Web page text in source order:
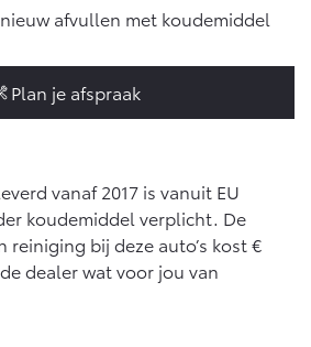
afvullen met koudemiddel
Plan je afspraak
vanaf 2017 is vanuit EU
koudemiddel verplicht. De
bij deze auto’s kost €
dealer wat voor jou van